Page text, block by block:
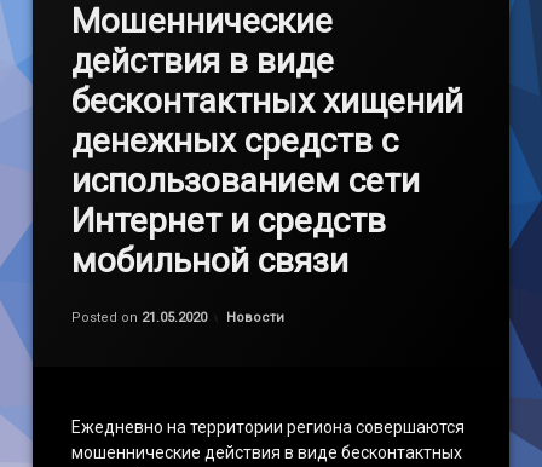
Мошеннические
действия в виде
бесконтактных хищений
денежных средств с
использованием сети
Интернет и средств
мобильной связи
Posted on 21.05.2020
Обновлено на
by
Категории:
Новости
Ежедневно на территории региона совершаются
мошеннические действия в виде бесконтактных